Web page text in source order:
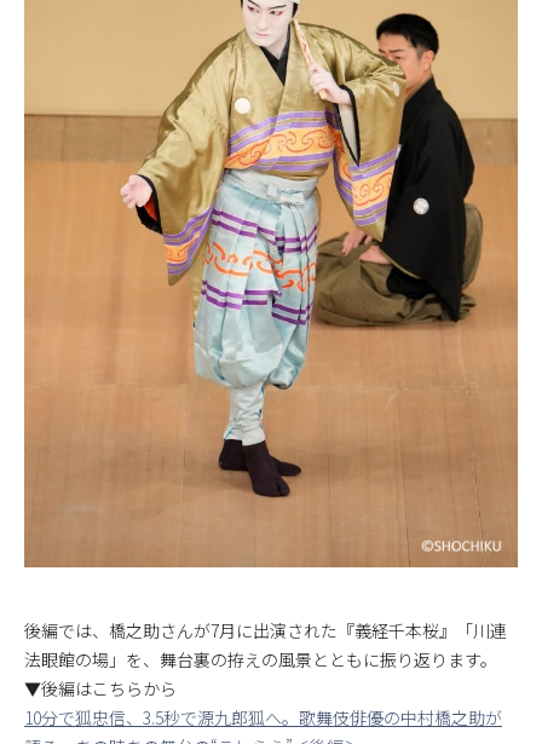
後編では、橋之助さんが7月に出演された『義経千本桜』「川連
法眼館の場」を、舞台裏の拵えの風景とともに振り返ります。
▼後編はこちらから
10分で狐忠信、3.5秒で源九郎狐へ。歌舞伎俳優の中村橋之助が